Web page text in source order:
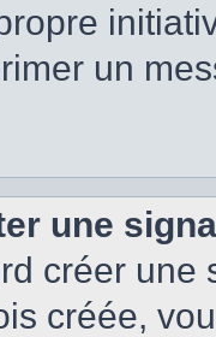
un
une
créer
créée,